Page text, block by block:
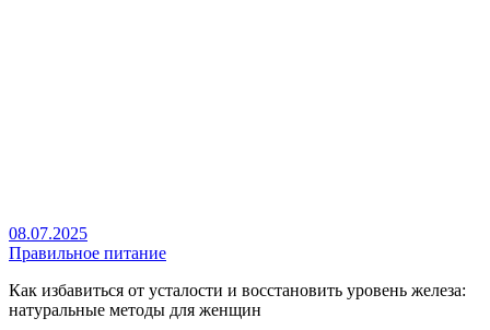
08.07.2025
Правильное питание
Как избавиться от усталости и восстановить уровень железа:
натуральные методы для женщин